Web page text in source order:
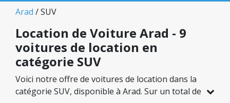
Arad / SUV
Location de Voiture Arad - 9
voitures de location en
catégorie SUV
Voici notre offre de voitures de location dans la
catégorie SUV, disponible à Arad. Sur un total de